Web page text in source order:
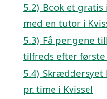
5.2) Book et
med en tutor i
5.3) Få pengene
tilfreds efter første
5.4) Skræddersyet
pr. time i Kvissel